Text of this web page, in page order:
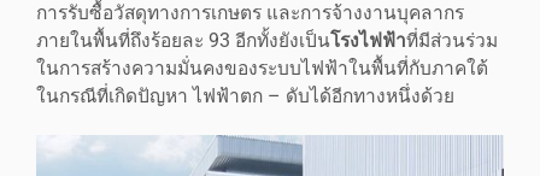
การรับซื้อวัสดุทางการเกษตร และการจ้างงานบุคลากร
ภายในพื้นที่ถึงร้อยละ 93 อีกทั้งยังเป็นโรงไฟฟ้าที่มีส่วนร่วม
ในการสร้างความมั่นคงของระบบไฟฟ้าในพื้นที่กับภาคใต้
ในกรณีที่เกิดปัญหา ไฟฟ้าตก – ดับได้อีกทางหนึ่งด้วย